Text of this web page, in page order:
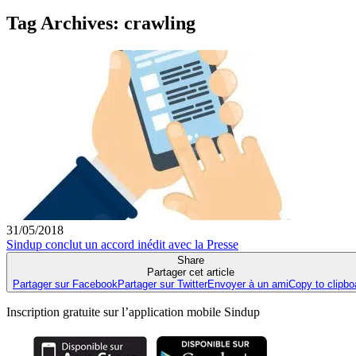
Tag Archives: crawling
31/05/2018
Sindup conclut un accord inédit avec la Presse
Share
Partager cet article
Partager sur Facebook Partager sur TwitterEnvoyer à un amiCopy to
Inscription gratuite sur l’application mobile Sindup